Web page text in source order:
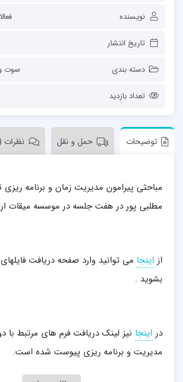
نویسنده
تاریخ انتشار
دسته بندی صوت
تعداد بازدید
توضیحات حمل و نقل نظرات
مباحثی پیرامون مدیریت زمان و برنامه
مطلبی پور در هفت جلسه در موسسه میقات
از اینجا می توانید وارد صفحه دریافت
بشوید .
در اینجا نیز لینک دریافت فرم های مرتبط با
مدیریت و برنامه ریزی پیوست شده است.